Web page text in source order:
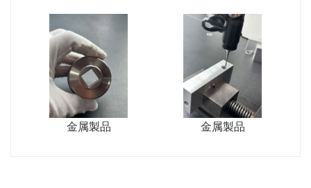
金属製品 金属製品